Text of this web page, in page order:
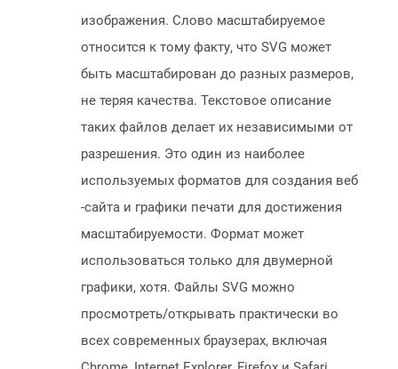
изображения. Слово масштабируемое
относится к тому факту, что SVG может
быть масштабирован до разных размеров,
не теряя качества. Текстовое описание
таких файлов делает их независимыми от
разрешения. Это один из наиболее
используемых форматов для создания веб
-сайта и графики печати для достижения
масштабируемости. Формат может
использоваться только для двумерной
графики, хотя. Файлы SVG можно
просмотреть/открывать практически во
всех современных браузерах, включая